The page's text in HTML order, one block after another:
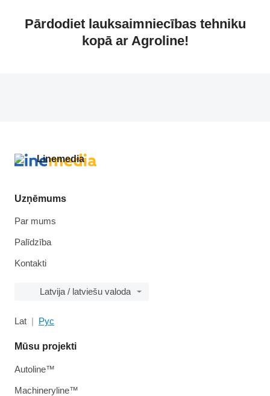
Pārdodiet lauksaimniecības tehniku
kopā ar Agroline!
Uzņēmums
Par mums
Palīdzība
Kontakti
Latvija / latviešu valoda
Lat Рус
Mūsu projekti
Autoline™
Machineryline™